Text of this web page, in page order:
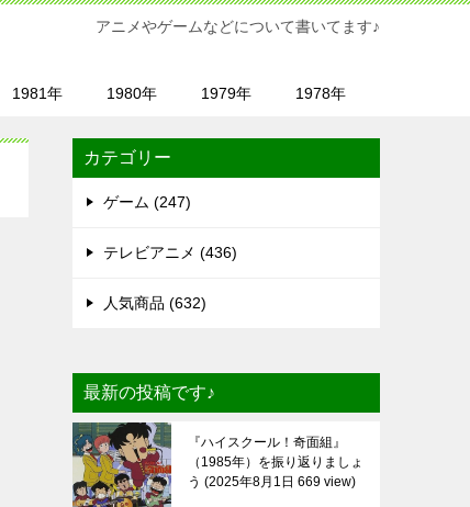
アニメやゲームなどについて書いてます♪
1981年 1980年 1979年 1978年
カテゴリー
ゲーム (247)
テレビアニメ (436)
人気商品 (632)
最新の投稿です♪
『ハイスクール！奇面組』
（1985年）を振り返りましょ
う
2025年8月1日 669 view